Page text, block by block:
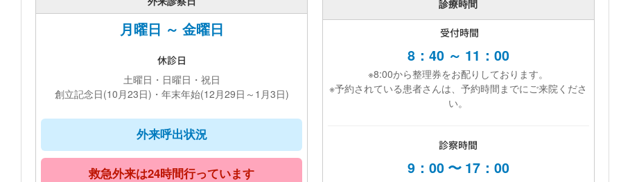
月曜日 ～ 金曜日
休診日
土曜日・日曜日・祝日
創立記念日(10月23日)・年末年始(12月29日～1月3日)
外来呼出状況
救急外来は24時間行っています
診療時間
受付時間
8：40 ～ 11：00
※8:00から整理券をお配りしております。
※予約されている患者さんは、予約時間までにご来院くださ
い。
診察時間
9：00 〜 17：00